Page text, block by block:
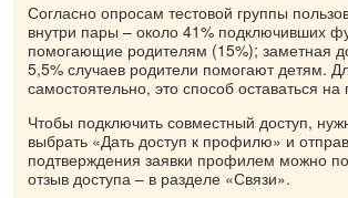
Согласно опросам тестовой группы
внутри пары – около 41% подключивших
помогающие родителям (15%); заметная
5,5% случаев родители помогают детям.
самостоятельно, это способ оставаться
Чтобы подключить совместный доступ,
выбрать «Дать доступ к профилю» и
подтверждения заявки профилем можно
отзыв доступа – в разделе «Связи».